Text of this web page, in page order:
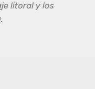
litoral y los